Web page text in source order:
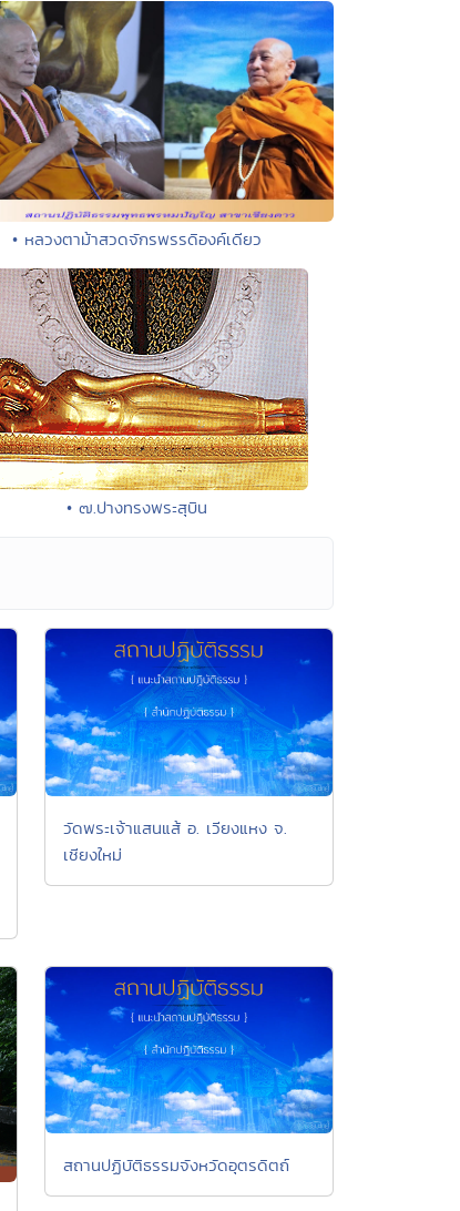
• หลวงตาม้าสวดจักรพรรดิองค์เดียว
• ๗.ปางทรงพระสุบิน
วัดพระเจ้าแสนแส้ อ. เวียงแหง จ.
เชียงใหม่
สถานปฏิบัติธรรมจังหวัดอุตรดิตถ์